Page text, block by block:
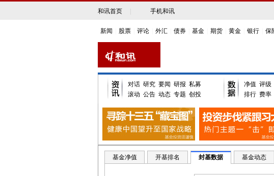
和讯首页 手机和讯
新闻 股票 评论 外汇 债券 基金 期货 黄金 银行 保
对话 研究 要闻 研报 私募
滚动 公告 动态 专题 创投
净值 评级
排行 费率
基金净值 开基排名 封基数据 基金动态